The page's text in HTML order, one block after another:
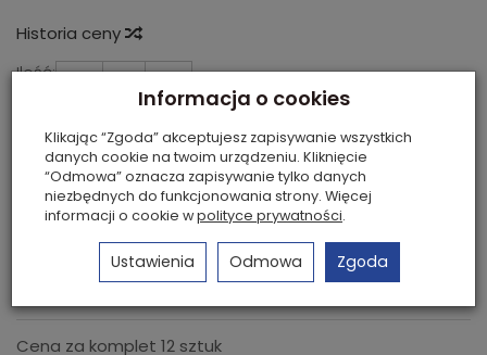
Historia ceny
Ilość:
szt.
dodaj do koszyka
Płatność przelewem, Za pobraniem, PayU,
Przelewy24, PayPro
Szybkie płatności Blik.
Cena za komplet 12 sztuk
Informacja o cookies
Klikając “Zgoda” akceptujesz zapisywanie wszystkich
danych cookie na twoim urządzeniu. Kliknięcie
“Odmowa” oznacza zapisywanie tylko danych
niezbędnych do funkcjonowania strony. Więcej
informacji o cookie wpolityce prywatności.
Ustawienia Odmowa Zgoda